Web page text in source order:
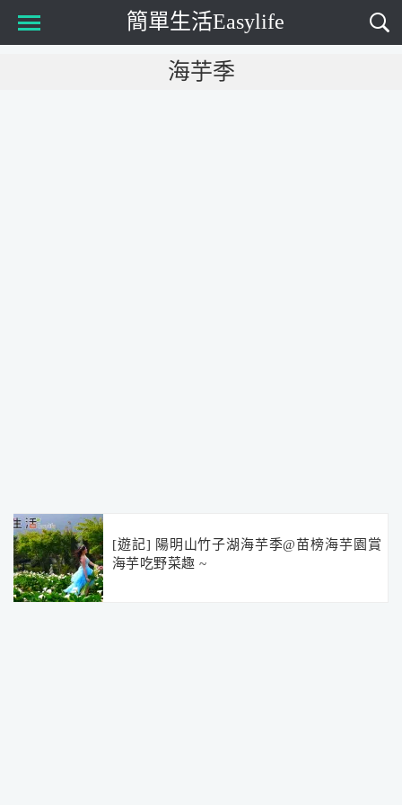
簡單生活Easylife
海芋季
[遊記] 陽明山竹子湖海芋季@苗榜海芋園賞
海芋吃野菜趣 ~